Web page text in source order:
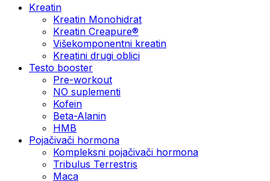
Kreatin
Kreatin Monohidrat
Kreatin Creapure®
Višekomponentni kreatin
Kreatini drugi oblici
Testo booster
Pre-workout
NO suplementi
Kofein
Beta-Alanin
HMB
Pojačivači hormona
Kompleksni pojačivači hormona
Tribulus Terrestris
Maca